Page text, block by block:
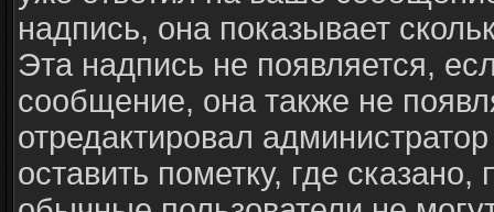
надпись, она показывает
Эта надпись не появляется,
сообщение, она также не
отредактировал
оставить пометку, где